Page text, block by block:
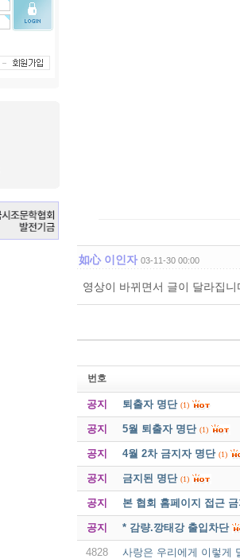
如心 이인자 03-11-30 00:00
영상이 바뀌면서 글이 달라집
번호
공지 퇴출자 명단 (1)
공지 5월 퇴출자 명단 (1)
공지 4월 2차 금지자 명단 (1)
공지 금지된 명단 (1)
공지 본 협회 홈페이지 접근
공지 * 감량.깡태강 출입차단
4828 사랑은 우리에게 이렇게